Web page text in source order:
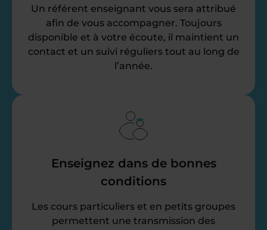
Un référent enseignant vous sera attribué
afin de vous accompagner. Toujours
disponible et à votre écoute, il maintient un
contact et un suivi réguliers tout au long de
l’année.
Enseignez dans de bonnes
conditions
Les cours particuliers et en petits groupes
permettent une transmission des